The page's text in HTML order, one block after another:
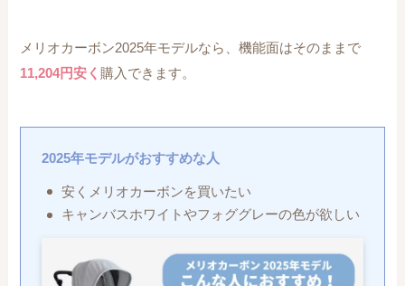
メリオカーボン2025年モデルなら、機能面はそのままで
11,204円安く 購入できます。
2025年モデルがおすすめな人
安くメリオカーボンを買いたい
キャンバスホワイトやフォググレーの色が欲しい